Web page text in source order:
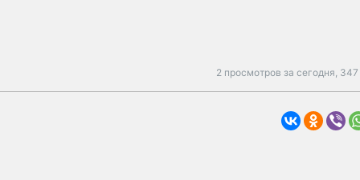
2 просмотров за сегодня, 347